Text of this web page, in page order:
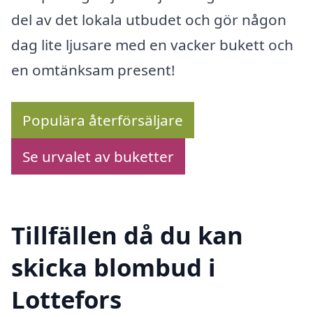
del av det lokala utbudet och gör någon
dag lite ljusare med en vacker bukett och
en omtänksam present!
Populära återförsäljare
Se urvalet av buketter
Tillfällen då du kan
skicka blombud i
Lottefors